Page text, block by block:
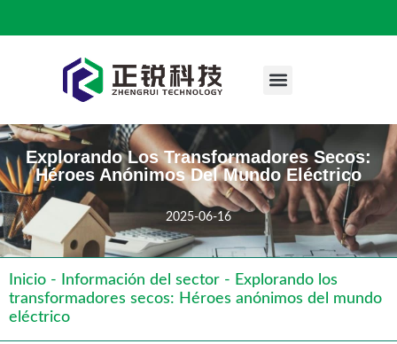
Explorando Los Transformadores Secos:
Héroes Anónimos Del Mundo Eléctrico
2025-06-16
Inicio - Información del sector - Explorando los
transformadores secos: Héroes anónimos del mundo
eléctrico